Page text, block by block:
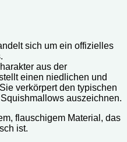
sich um ein offizielles
aus der
einen niedlichen und
verkörpert den typischen
auszeichnen.
flauschigem Material, das
ist.